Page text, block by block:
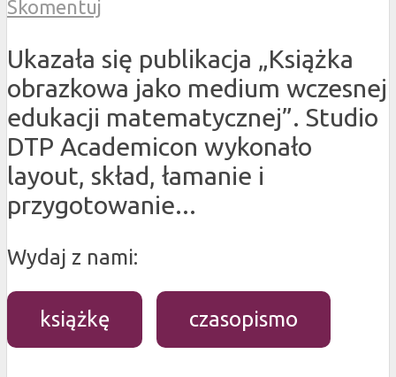
Skomentuj
Ukazała się publikacja „Książka
obrazkowa jako medium wczesnej
edukacji matematycznej”. Studio
DTP Academicon wykonało
layout, skład, łamanie i
przygotowanie...
Wydaj z nami:
książkę czasopismo